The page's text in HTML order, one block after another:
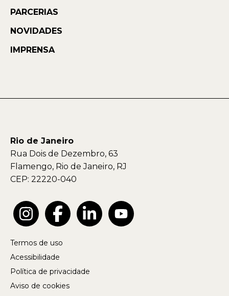
PARCERIAS
NOVIDADES
IMPRENSA
Rio de Janeiro
Rua Dois de Dezembro, 63
Flamengo, Rio de Janeiro, RJ
CEP: 22220-040
Termos de uso
Acessibilidade
Política de privacidade
Aviso de cookies